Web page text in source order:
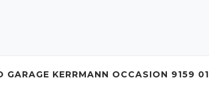
GARAGE KERRMANN OCCASION 9159 01